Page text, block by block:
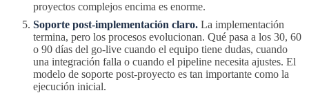
proyectos complejos encima es enorme.
Soporte post-implementación claro. La implementación
termina, pero los procesos evolucionan. Qué pasa a los 30, 60
o 90 días del go-live cuando el equipo tiene dudas, cuando
una integración falla o cuando el pipeline necesita ajustes. El
modelo de soporte post-proyecto es tan importante como la
ejecución inicial.